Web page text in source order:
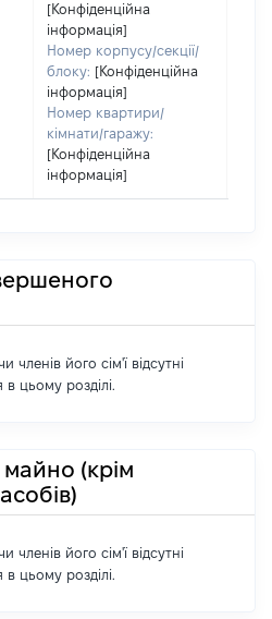
[Конфіденційна
інформація]
Номер корпусу/секції/
блоку: [Конфіденційна
інформація]
Номер квартири/
кімнати/гаражу:
[Конфіденційна
інформація]
членів його сім'ї відсутні
цьому розділі.
(крім
членів його сім'ї відсутні
цьому розділі.